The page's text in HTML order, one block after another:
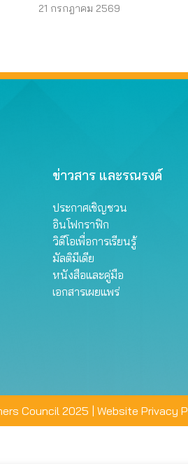
สูญแล้วกว่า 521 ล้านบ
21 กรกฎาคม 2569
ข่าวสาร และรณรงค์
ประกาศเชิญชวน
อินโฟกราฟิก
วิดีโอเพื่อการเรียนรู้
มัลติมีเดีย
หนังสือและคู่มือ
เอกสารเผยแพร่
Council 2025 | Website Privacy